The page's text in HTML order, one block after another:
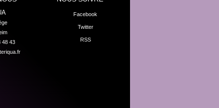
48 43
Facebook
Twitter
RSS